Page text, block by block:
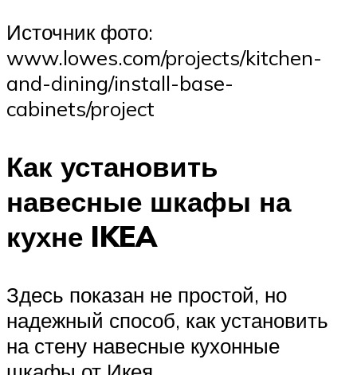
Источник фото:
www.lowes.com/projects/kitchen-
and-dining/install-base-
cabinets/project
Как установить
навесные шкафы на
кухне IKEA
Здесь показан не простой, но
надежный способ, как установить
на стену навесные кухонные